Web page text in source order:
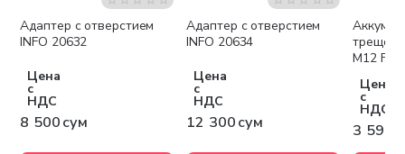
Адаптер с отверстием
INFO 20632
Цена
с
НДС
8 500 сум
Адаптер с отверстием
INFO 20634
Цена
с
НДС
12 300 сум
M12
Цена
с
НДС
3 590